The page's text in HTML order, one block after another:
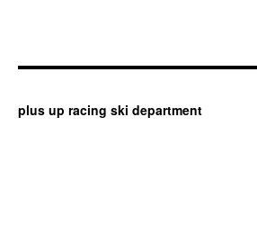
plus up racing ski department